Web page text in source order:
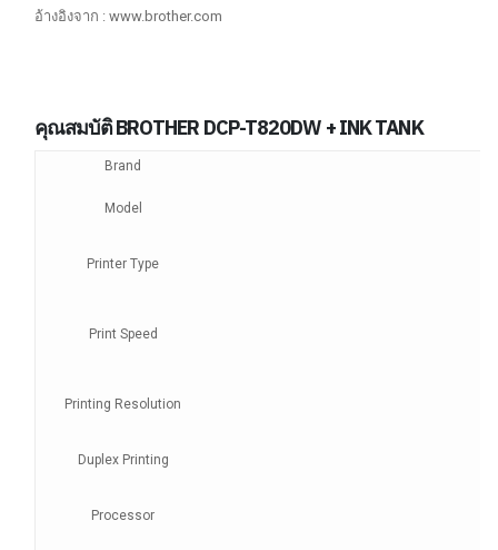
อ้างอิงจาก : www.brother.com
คุณสมบัติ BROTHER DCP-T820DW + INK TANK
Brand
Model
Printer Type
Print Speed
Printing Resolution
Duplex Printing
Processor